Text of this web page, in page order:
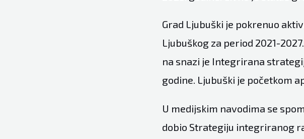
Grad Ljubuški je pokrenuo
Ljubuškog za period 2021-
na snazi je Integrirana
godine. Ljubuški je početkom
U medijskim navodima se
dobio Strategiju integriranog